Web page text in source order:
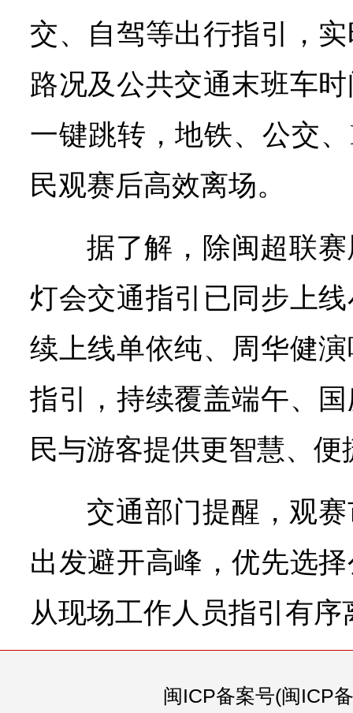
交、自驾等出行指引，
路况及公共交通末班车
一键跳转，地铁、公交
民观赛后高效离场。
据了解，除闽超联
灯会交通指引已同步上
续上线单依纯、周华健
指引，持续覆盖端午、
民与游客提供更智慧、
交通部门提醒，观
出发避开高峰，优先选
从现场工作人员指引有序
闽ICP备案号(闽ICP